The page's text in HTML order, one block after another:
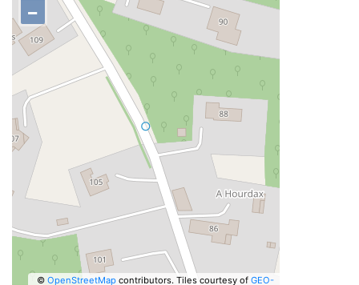
−
© OpenStreetMapcontributors. Tiles courtesy of GEO-